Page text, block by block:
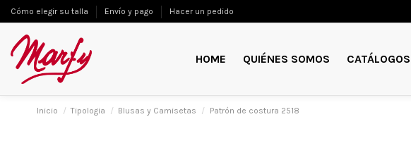
Cómo elegir su talla Envío y pago Hacer un pedido
HOME QUIÉNES SOMOS CATÁLOGOS
Inicio Tipologia Blusas y Camisetas Patrón de costura 2518